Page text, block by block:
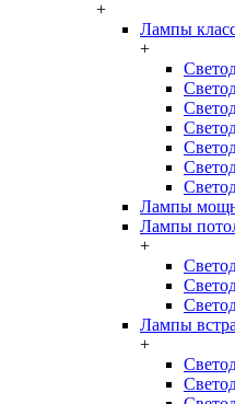
+
Лампы
+
Лампы
Лампы
+
Лампы
+